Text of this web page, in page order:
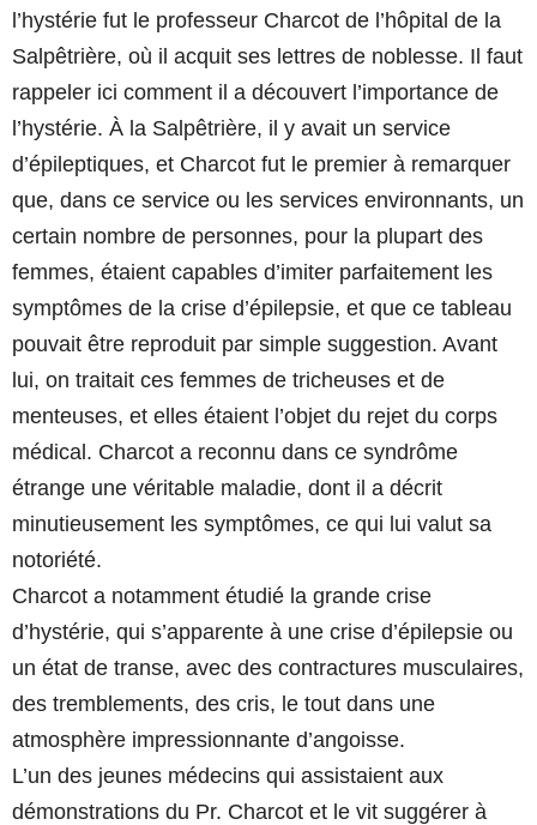
l’hystérie fut le professeur Charcot de l’hôpital de la
Salpêtrière, où il acquit ses lettres de noblesse. Il faut
rappeler ici comment il a découvert l’importance de
l’hystérie. À la Salpêtrière, il y avait un service
d’épileptiques, et Charcot fut le premier à remarquer
que, dans ce service ou les services environnants, un
certain nombre de personnes, pour la plupart des
femmes, étaient capables d’imiter parfaitement les
symptômes de la crise d’épilepsie, et que ce tableau
pouvait être reproduit par simple suggestion. Avant
lui, on traitait ces femmes de tricheuses et de
menteuses, et elles étaient l’objet du rejet du corps
médical. Charcot a reconnu dans ce syndrôme
étrange une véritable maladie, dont il a décrit
minutieusement les symptômes, ce qui lui valut sa
notoriété.
Charcot a notamment étudié la grande crise
d’hystérie, qui s’apparente à une crise d’épilepsie ou
un état de transe, avec des contractures musculaires,
des tremblements, des cris, le tout dans une
atmosphère impressionnante d’angoisse.
L’un des jeunes médecins qui assistaient aux
démonstrations du Pr. Charcot et le vit suggérer à